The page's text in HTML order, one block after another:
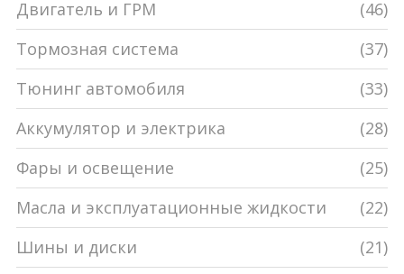
Двигатель и ГРМ
(46)
Тормозная система
(37)
Тюнинг автомобиля
(33)
Аккумулятор и электрика
(28)
Фары и освещение
(25)
Масла и эксплуатационные жидкости
(22)
Шины и диски
(21)